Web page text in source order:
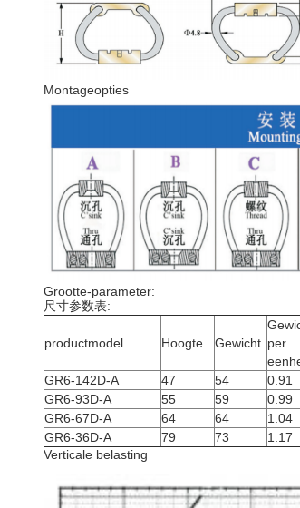
Montageopties
Grootte-parameter:
尺寸参数表:
productmodel Hoogte Gewicht per
GR6-142D-A 47 54
0.91
GR6-93D-A 55 59
0.99
GR6-67D-A
64 64
1.04
GR6-36D-A
79 73
1.17
Verticale belasting